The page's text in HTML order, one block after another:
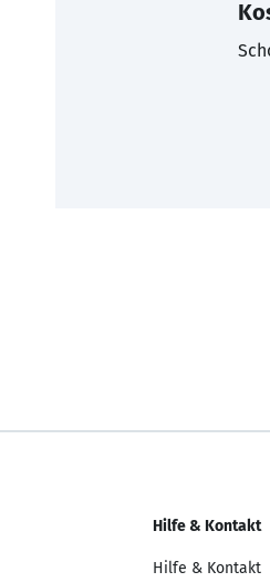
Hilfe & Kontakt
Hilfe & Kontakt